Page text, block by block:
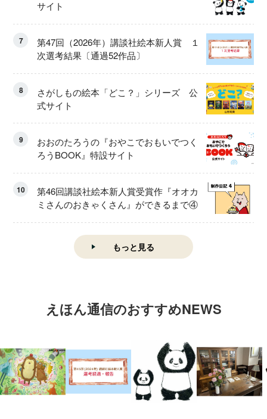
サイト
7
第47回（2026年）講談社絵本新人賞 １
次選考結果〔通過52作品〕
8
さがしもの絵本「どこ？」シリーズ 公
式サイト
9
おおのたろうの『おやこでおもいでつく
ろうBOOK』特設サイト
10
第46回講談社絵本新人賞受賞作『オオカ
ミさんのおきゃくさん』ができるまで④
もっと見る
えほん通信のおすすめNEWS